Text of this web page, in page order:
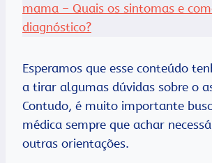
mama – Quais os sintomas e
diagnóstico?
Esperamos que esse conteúdo
a tirar algumas dúvidas sobre o
Contudo, é muito importante
médica sempre que achar
outras orientações.